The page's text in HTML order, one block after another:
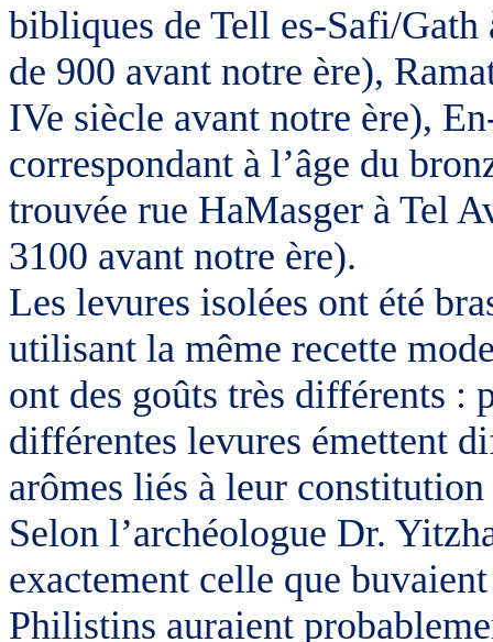
bibliques de Tell es-Safi/Gath
de 900 avant notre ère),
IVe siècle avant notre ère),
correspondant à l’âge du
trouvée rue HaMasger à Tel
3100 avant notre ère).
Les levures isolées ont été
utilisant la même recette
ont des goûts très différents :
différentes levures émettent
arômes liés à leur
Selon l’archéologue Dr.
exactement celle que
Philistins auraient